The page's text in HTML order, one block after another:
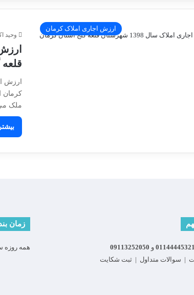
ارزش اجاری املاک کرمان
وحید
کرمان
ملک
01144445321 و 09113252050
| سوالات متداول | ثبت شکایت
زمان
همه روزه